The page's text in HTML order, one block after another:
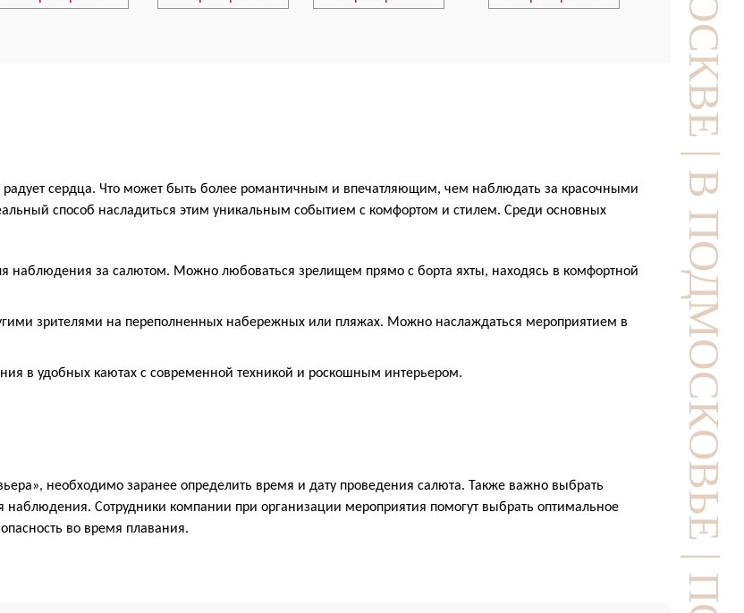
сердца. Что может быть более романтичным и впечатляющим, чем наблюдать за красочными
способ насладиться этим уникальным событием с комфортом и стилем. Среди основных
наблюдения за салютом. Можно любоваться зрелищем прямо с борта яхты, находясь в комфортной
зрителями на переполненных набережных или пляжах. Можно наслаждаться мероприятием в
в удобных каютах с современной техникой и роскошным интерьером.
необходимо заранее определить время и дату проведения салюта. Также важно выбрать
Сотрудники компании при организации мероприятия помогут выбрать оптимальное
во время плавания.